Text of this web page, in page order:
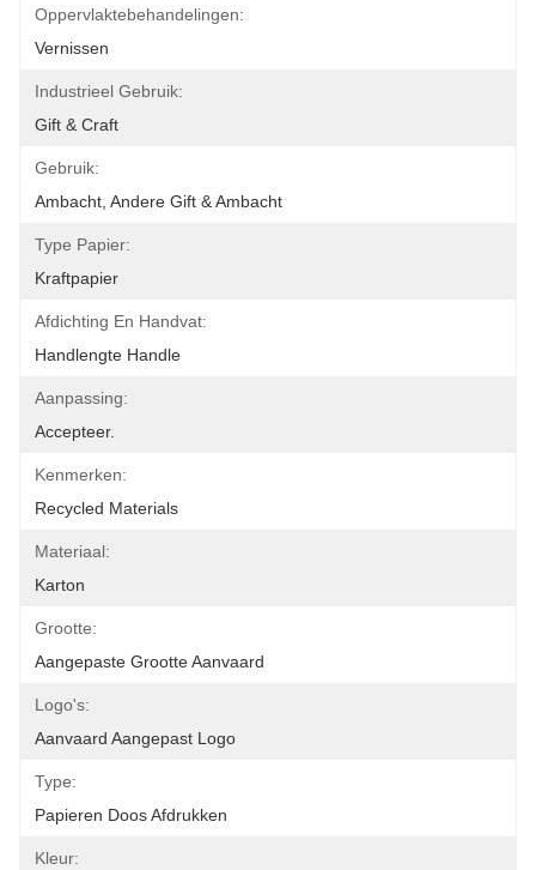
Oppervlaktebehandelingen:
Vernissen
Industrieel Gebruik:
Gift & Craft
Gebruik:
Ambacht, Andere Gift & Ambacht
Type Papier:
Kraftpapier
Afdichting En Handvat:
Handlengte Handle
Aanpassing:
Accepteer.
Kenmerken:
Recycled Materials
Materiaal:
Karton
Grootte:
Aangepaste Grootte Aanvaard
Logo's:
Aanvaard Aangepast Logo
Type:
Papieren Doos Afdrukken
Kleur: